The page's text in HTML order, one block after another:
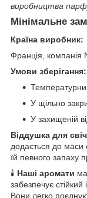
виробництва
Мінімальне
Країна виробник:
Франція, компанія
Умови зберігання:
У щільно
У захищеній
Віддушка для
додається до маси
їй певного запаху
🕯️ Наші аромати
забезпечує стійкий
Вони легко